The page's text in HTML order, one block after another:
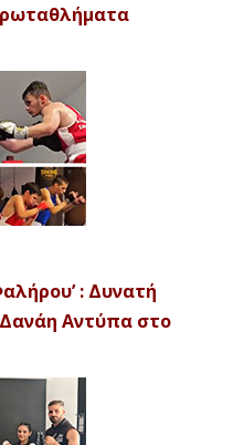
: Δυνατή
Δανάη Αντύπα στο